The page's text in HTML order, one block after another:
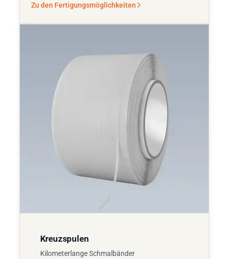
Zu den Fertigungsmöglichkeiten
Kreuzspulen
Kilometerlange Schmalbänder